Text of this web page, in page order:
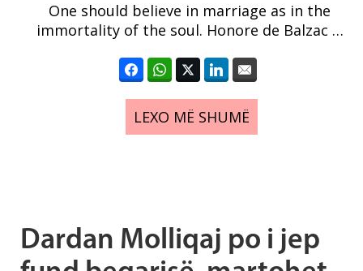
One should believe in marriage as in the
immortality of the soul. Honore de Balzac …
LEXO MË SHUMË
Dardan Molliqaj po i jep